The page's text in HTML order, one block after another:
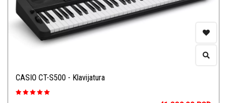
CASIO CT-S500 - Klavijatura